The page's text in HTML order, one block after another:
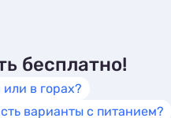
бесплатно!
в горах?
варианты с питанием?